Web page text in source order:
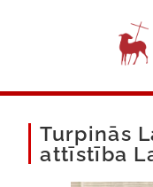
Turpinās
attīstība